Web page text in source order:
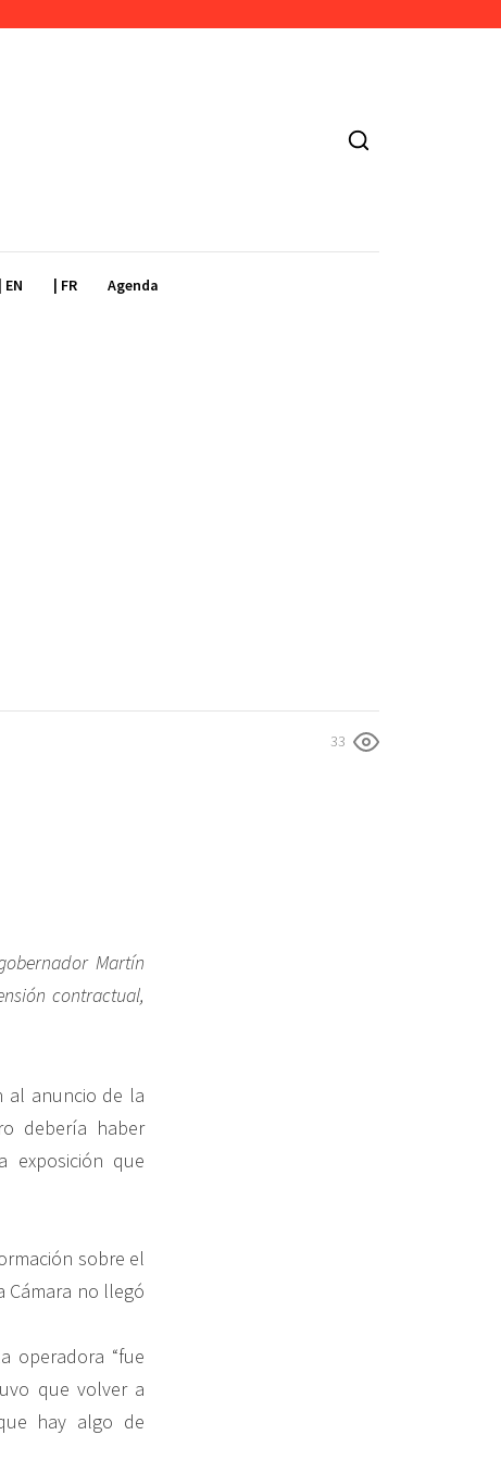
| EN | FR Agenda
33
Martín
contractual,
al anuncio de la
debería haber
exposición que
sobre el
Cámara no llegó
operadora “fue
que volver a
hay algo de